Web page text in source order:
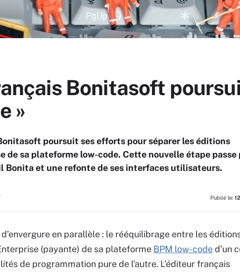
Bonitasoft
»
poursuit ses efforts pour séparer les éditions
de sa plateforme low-code. Cette nouvelle étape passe
Bonita et une refonte de ses interfaces utilisateurs.
Publié le:
en parallèle : le rééquilibrage entre les
(payante) de sa plateforme BPM low-coded’un
de programmation pure de l’autre. L’éditeur français